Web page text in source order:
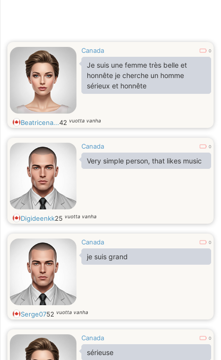
Canada 0
Je suis une femme très belle et
honnête je cherche un homme
sérieux et honnête
Beatricena...42 vuotta vanha
Canada 0
Very simple person, that likes music
Digideenkk25 vuotta vanha
Canada 0
je suis grand
Serge0752 vuotta vanha
Canada 0
sérieuse